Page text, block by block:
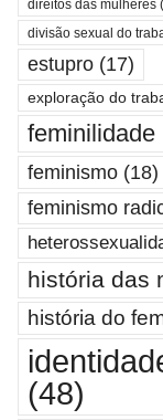
direitos das mulheres
divisão sexual do
estupro(17)
exploração do
feminilidade
feminismo(18)
feminismo
história das
história do
(48)